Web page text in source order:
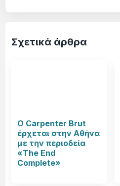
Σχετικά άρθρα
Ο Carpenter Brut
έρχεται στην Αθήνα
με την περιοδεία
«The End
Complete»